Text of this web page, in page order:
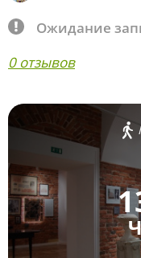
Ожидание
0 отзывов